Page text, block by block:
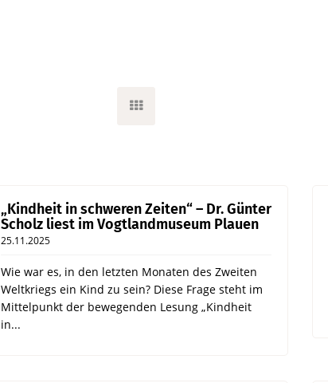
„Kindheit in schweren Zeiten“ – Dr. Günter
Scholz liest im Vogtlandmuseum Plauen
25.11.2025
Wie war es, in den letzten Monaten des Zweiten
Weltkriegs ein Kind zu sein? Diese Frage steht im
Mittelpunkt der bewegenden Lesung „Kindheit
in...